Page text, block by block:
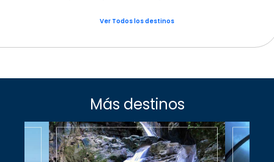
Ver Todos los destinos
Más destinos